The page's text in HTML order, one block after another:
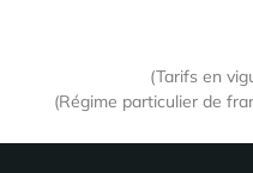
(Tarifs en
(Régime particulier de